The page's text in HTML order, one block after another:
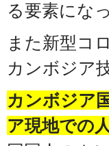
る要素にな
また新型コ
カンボジア
カンボジア
ア現地での